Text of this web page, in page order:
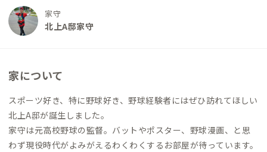
家守
北上A邸家守
家について
スポーツ好き、特に野球好き、野球経験者にはぜひ訪れてほしい
北上A邸が誕生しました。
家守は元高校野球の監督。バットやポスター、野球漫画、と思
わず現役時代がよみがえるわくわくするお部屋が待っています。